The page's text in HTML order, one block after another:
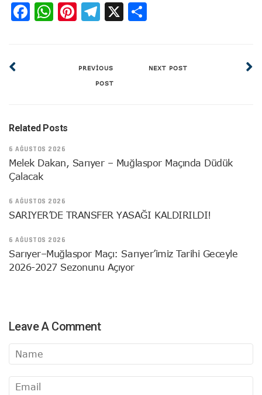
Facebook
WhatsApp
Pinterest
Telegram
X
PREVIOUS
POST
NEXT POST
Related Posts
6 AĞUSTOS 2026
Melek Dakan, Sarıyer – Muğlaspor Maçında Düdük
Çalacak
6 AĞUSTOS 2026
SARIYER’DE TRANSFER YASAĞI KALDIRILDI!
6 AĞUSTOS 2026
Sarıyer–Muğlaspor Maçı: Sarıyer’imiz Tarihi Geceyle
2026-2027 Sezonunu Açıyor
Leave A Comment